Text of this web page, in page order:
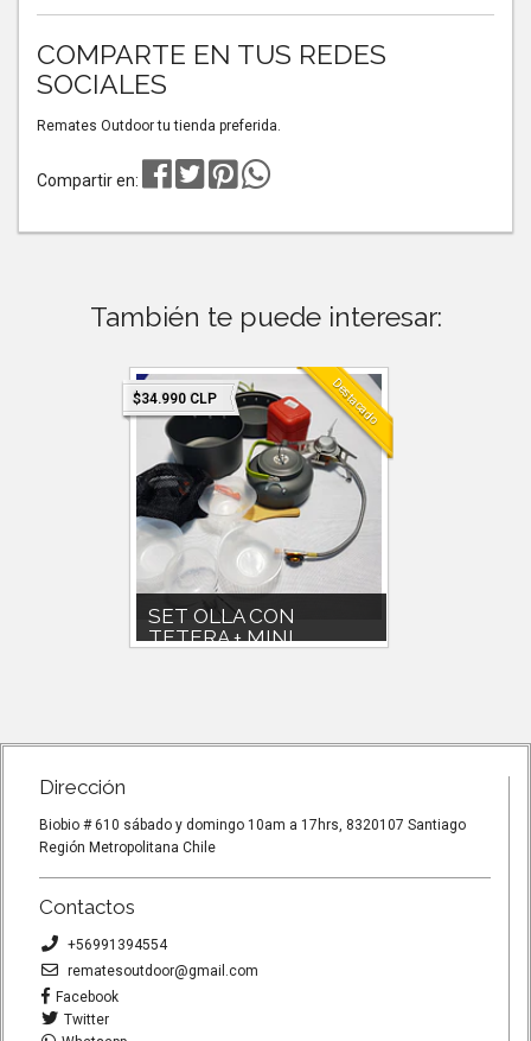
COMPARTE EN TUS REDES
SOCIALES
Remates Outdoor tu tienda preferida.
Compartir en:
También te puede interesar:
$34.990 CLP Destacado
SET OLLA CON
TETERA + MINI ...
Dirección
Biobio # 610 sábado y domingo 10am a 17hrs, 8320107 Santiago
Región Metropolitana Chile
Contactos
+56991394554
rematesoutdoor@gmail.com
Facebook
Twitter